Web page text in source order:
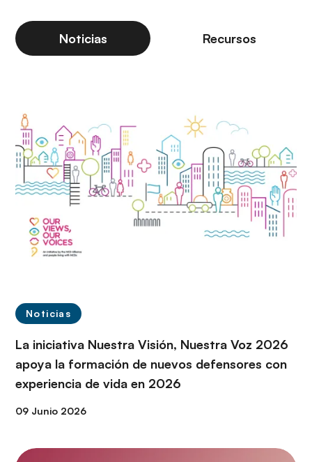
Noticias
Noticias
La iniciativa Nuestra Visión, Nuestra Voz 2026
apoya la formación de nuevos defensores con
experiencia de vida en 2026
09 Junio 2026
Recursos